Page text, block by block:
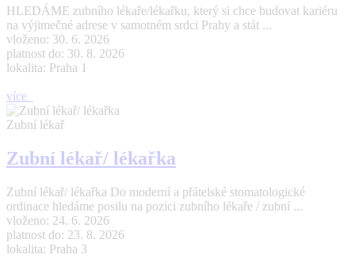
HLEDÁME zubního lékaře/lékařku, který si chce budovat kariéru
na výjimečné adrese v samotném srdci Prahy a stát ...
vloženo: 30. 6. 2026
platnost do: 30. 8. 2026
lokalita: Praha 1
více
Zubní lékař
Zubní lékař/ lékařka
Zubní lékař/ lékařka Do moderní a přátelské stomatologické
ordinace hledáme posilu na pozici zubního lékaře / zubní ...
vloženo: 24. 6. 2026
platnost do: 23. 8. 2026
lokalita: Praha 3